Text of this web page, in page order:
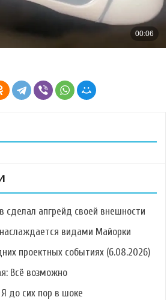
сделал апгрейд своей внешности
видами Майорки
проектных событиях (6.08.2026)
Всё возможно
до сих пор в шоке